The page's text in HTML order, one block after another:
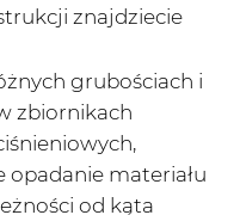
znajdziecie
grubościach i
zbiornikach
materiału
od kąta